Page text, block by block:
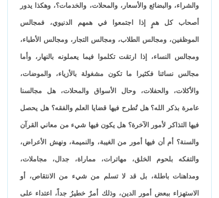
والشراء، والبضائع والأسعار، والمحلات، والخدمات؟، وهكذا يدور
أصحاب كل همٍ إذا اجتمعوا في همهم الدنيوي، فمجالس
الموظفين، ومجالس الطلاب، ومجالس التجار، ومجالس الأطباء،
ومجالس النساء، إذا ارتقت تكلموا فيما يعملونه بالنهار، وأما
مجالس نسائنا فكثيرا ما تكون مشغولة بالأزياء، والموضات،
والأكلات، والحفلات، وحال الأسواق والمحلات، هل مجالسنا
عامرة بذكر الله؟ هل تُطرح فيها قضايا العلم والفقه؟ هل يحصل
فيها التذاكر لأمور الآخرة؟ هل يكون فيها شيء من معاني القرآن
والسنة؟ أم أن فيها أمور من الغيبة، والنميمة، ونهش الأعراض،
والتفكه بلحوم الخلق، مهاترات، مماراة، جدال، مجاملات،
ومداهنات باطلة، بل قد لا تسلم من شيء من الانتقاص، أو
الاستهزاء ببعض أمور الدين، وذلك أمرٌ خطيرُ جداً، اعتداء على